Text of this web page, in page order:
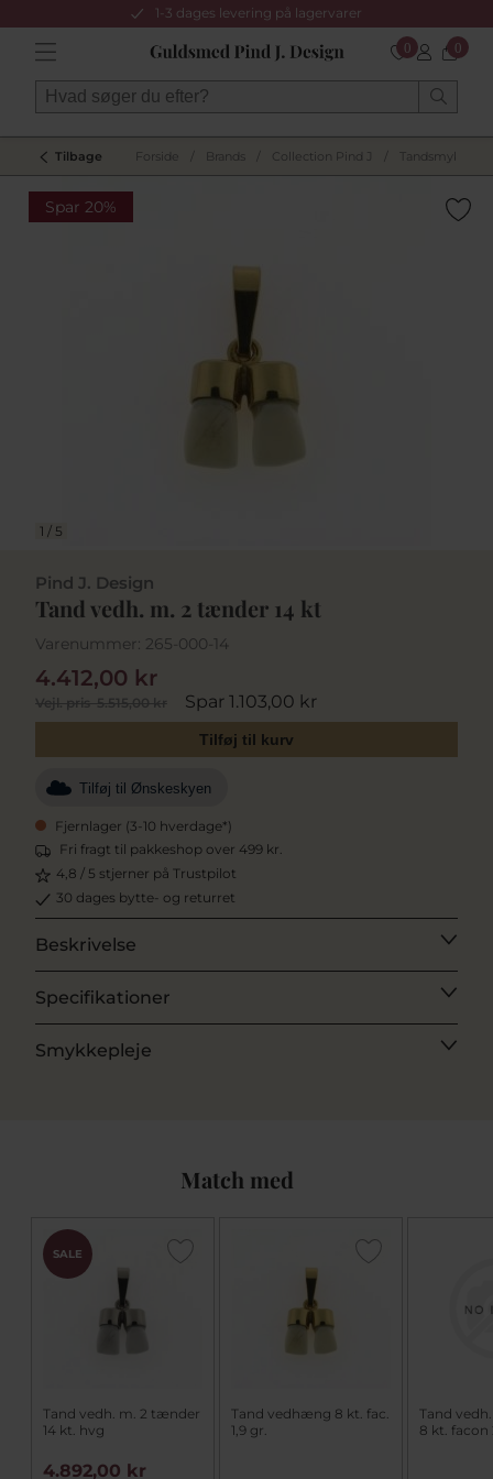
1-3 dages levering på lagervarer
0 0
Tilbage Forside Brands Collection Pind J Tandsmykker
Spar 20%
1 / 5
Pind J. Design
Tand vedh. m. 2 tænder 14 kt
Varenummer: 265-000-14
Vejl. pris5.515,00 kr Spar 1.103,00 kr
4.412,00 kr
Tilføj til kurv
Tilføj til Ønskeskyen
Fjernlager (3-10 hverdage*)
Fri fragt til pakkeshop over 499 kr.
4,8 / 5 stjerner på Trustpilot
30 dages bytte- og returret
Beskrivelse
Specifikationer
Smykkepleje
Match med
SALE
Tand vedh. m. 2 tænder
14 kt. hvg
4.892,00 kr
Tand vedhæng 8 kt. fac.
1,9 gr.
Tand
8 kt. facon